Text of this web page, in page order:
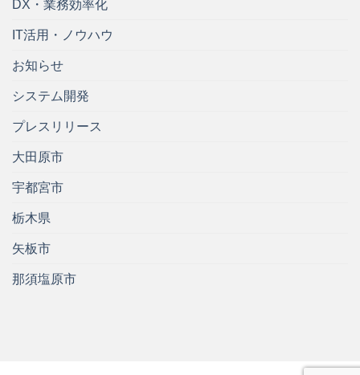
DX・業務効率化
IT活用・ノウハウ
お知らせ
システム開発
プレスリリース
大田原市
宇都宮市
栃木県
矢板市
那須塩原市